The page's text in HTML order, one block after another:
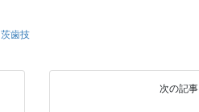
茨歯技
次の記事